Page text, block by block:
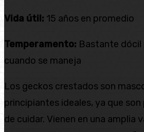
Vida útil: 15 años en promedio
Temperamento: Bastante dócil
cuando se maneja
Los geckos crestados son
principiantes ideales, ya que
de cuidar. Vienen en una amplia